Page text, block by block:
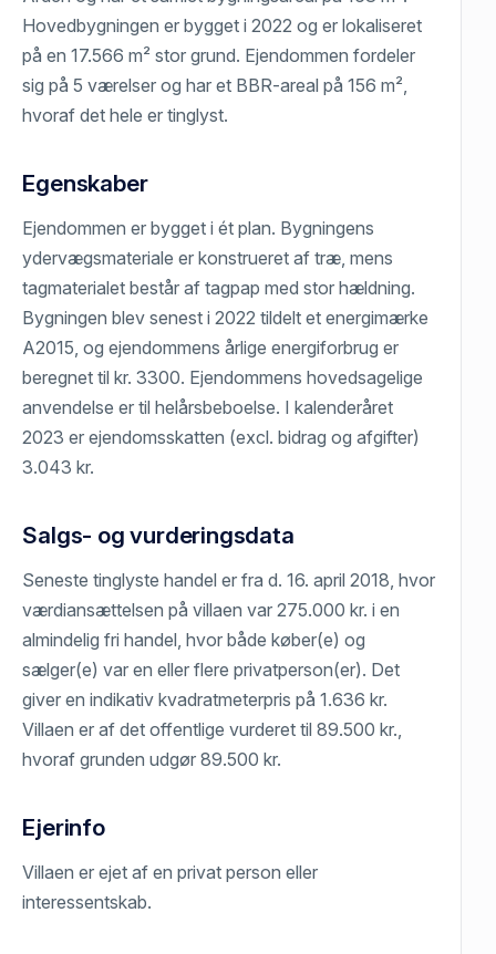
Hovedbygningen er bygget i 2022 og er lokaliseret
på en 17.566 m² stor grund. Ejendommen fordeler
sig på 5 værelser og har et BBR-areal på 156 m²,
hvoraf det hele er tinglyst.
Egenskaber
Ejendommen er bygget i ét plan. Bygningens
ydervægsmateriale er konstrueret af træ, mens
tagmaterialet består af tagpap med stor hældning.
Bygningen blev senest i 2022 tildelt et energimærke
A2015, og ejendommens årlige energiforbrug er
beregnet til kr. 3300. Ejendommens hovedsagelige
anvendelse er til helårsbeboelse. I kalenderåret
2023 er ejendomsskatten (excl. bidrag og afgifter)
3.043 kr.
Salgs- og vurderingsdata
Seneste tinglyste handel er fra d. 16. april 2018, hvor
værdiansættelsen på villaen var 275.000 kr. i en
almindelig fri handel, hvor både køber(e) og
sælger(e) var en eller flere privatperson(er). Det
giver en indikativ kvadratmeterpris på 1.636 kr.
Villaen er af det offentlige vurderet til 89.500 kr.,
hvoraf grunden udgør 89.500 kr.
Ejerinfo
Villaen er ejet af en privat person eller
interessentskab.